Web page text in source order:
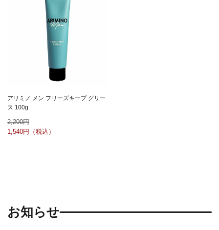
アリミノ メン フリーズキープ グリー
ス 100g
2,200
1,540
お知らせ